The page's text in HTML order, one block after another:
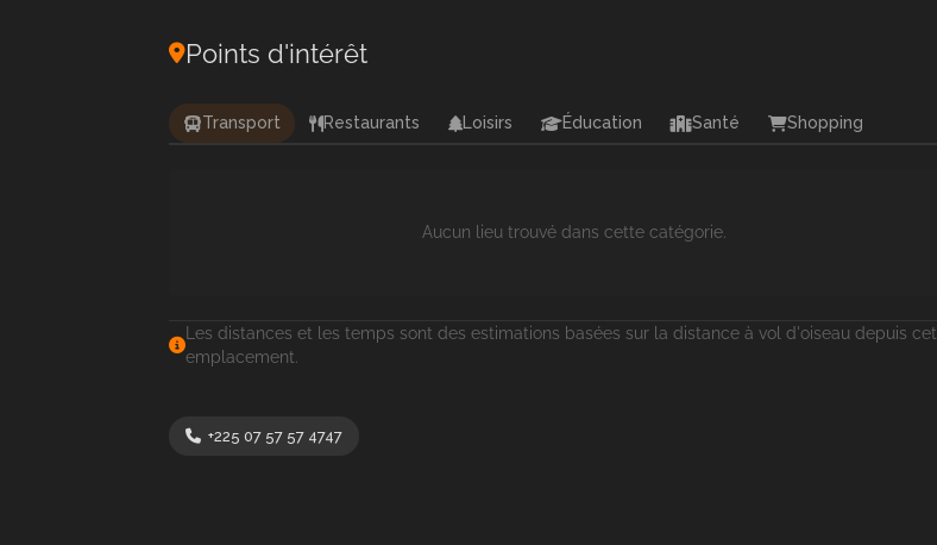
Points d'intérêt
Transport Restaurants Loisirs Éducation Santé Shopping
Aucun lieu trouvé dans cette catégorie.
Les distances et les temps sont des estimations basées sur la distance à vol d'oiseau depuis cet
emplacement.
+225 07 57 57 4747